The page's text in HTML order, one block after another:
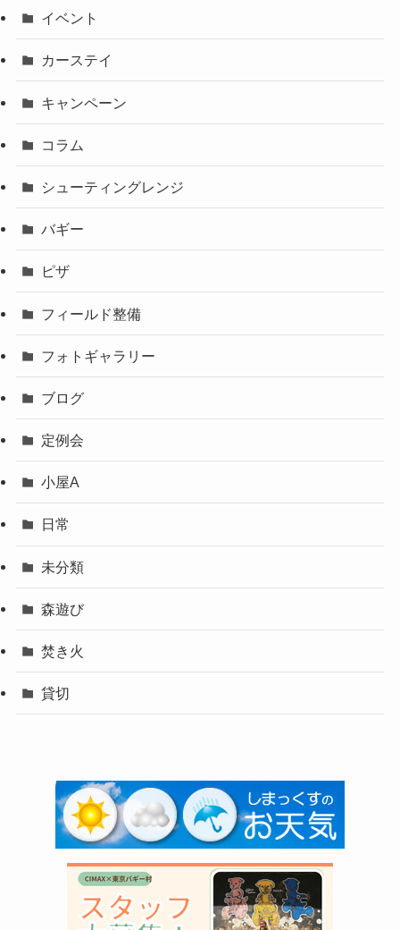
イベント
カーステイ
キャンペーン
コラム
シューティングレンジ
バギー
ピザ
フィールド整備
フォトギャラリー
ブログ
定例会
小屋A
日常
未分類
森遊び
焚き火
貸切